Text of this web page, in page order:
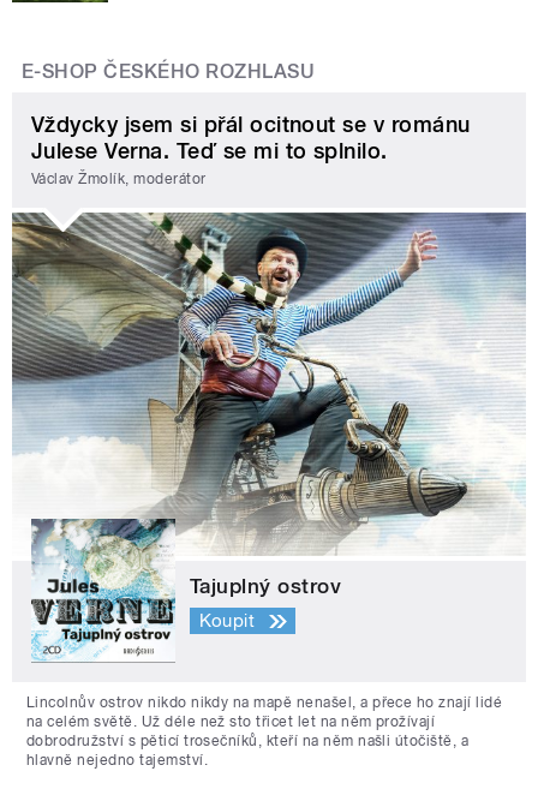
E-SHOP ČESKÉHO ROZHLASU
Vždycky jsem si přál ocitnout se v románu
Julese Verna. Teď se mi to splnilo.
Václav Žmolík, moderátor
Tajuplný ostrov
Koupit
Lincolnův ostrov nikdo nikdy na mapě nenašel, a přece ho znají lidé
na celém světě. Už déle než sto třicet let na něm prožívají
dobrodružství s pěticí trosečníků, kteří na něm našli útočiště, a
hlavně nejedno tajemství.